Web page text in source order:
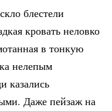
блестели
кровать неловко
в тонкую
нелепым
казались
Даже пейзаж на